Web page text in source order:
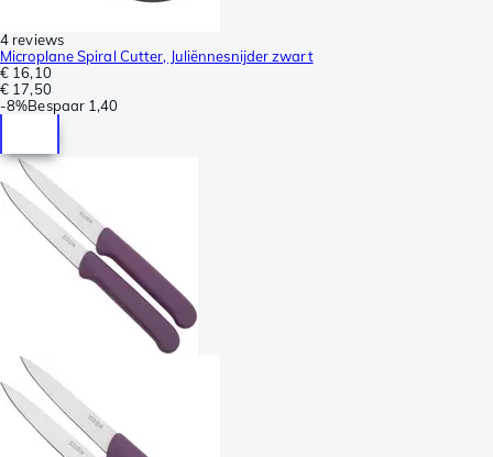
4 reviews
Microplane Spiral Cutter, Juliënnesnijder zwart
€ 16,10
€ 17,50
-8%Bespaar 1,40